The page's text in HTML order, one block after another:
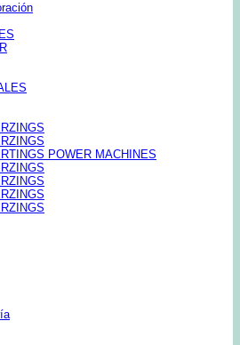
POWER MACHINES